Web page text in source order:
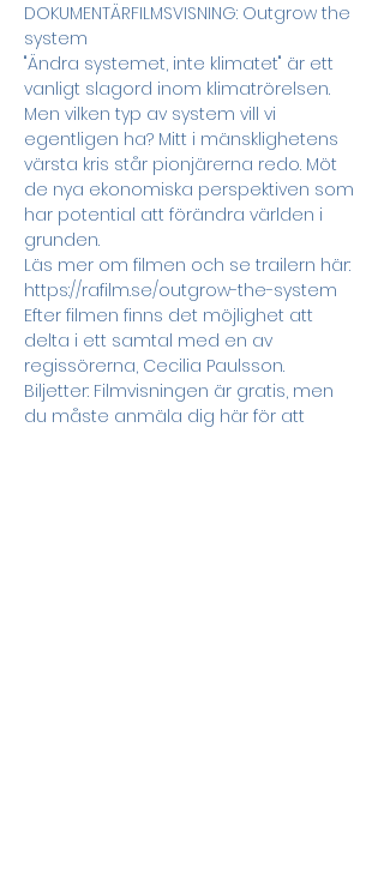
DOKUMENTÄRFILMSVISNING: Outgrow the
system
"Ändra systemet, inte klimatet" är ett
vanligt slagord inom klimatrörelsen.
Men vilken typ av system vill vi
egentligen ha? Mitt i mänsklighetens
värsta kris står pionjärerna redo. Möt
de nya ekonomiska perspektiven som
har potential att förändra världen i
grunden.
Läs mer om filmen och se trailern här:
https://rafilm.se/outgrow-the-system
Efter filmen finns det möjlighet att
delta i ett samtal med en av
regissörerna, Cecilia Paulsson.
Biljetter: Filmvisningen är gratis, men
du måste anmäla dig här för att